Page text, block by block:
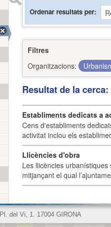
Ordenar resultats per
Filtres
Organitzacions:
Resultat de la
Establiments dedicats a
Cens d'establiments
activitat inclou els
Llicències d'obra
Les llicències
mitjançant el qual
Pl. del Vi, 1. 17004 GIRONA